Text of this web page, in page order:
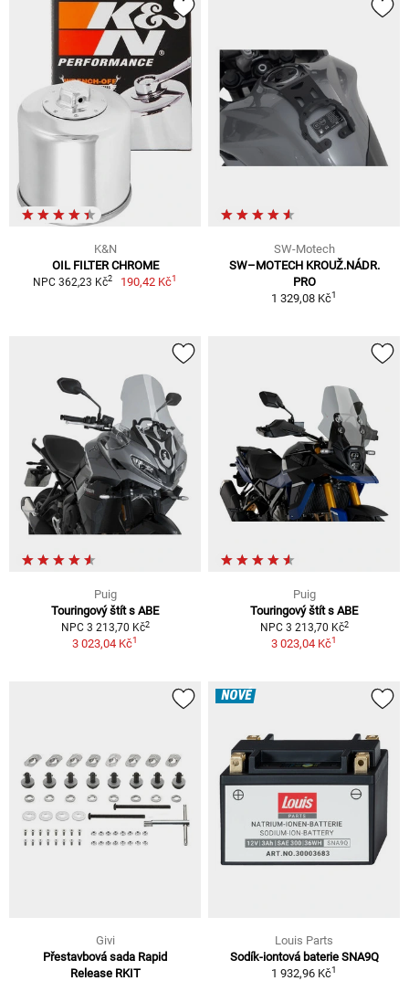
K&N
OIL FILTER CHROME
NPC 362,23 Kč2 190,42 Kč1
SW-Motech
SW–MOTECH KROUŽ.NÁDR.
PRO
1 329,08 Kč1
Puig
Touringový štít s ABE
NPC 3 213,70 Kč2
3 023,04 Kč1
Puig
Touringový štít s ABE
NPC 3 213,70 Kč2
3 023,04 Kč1
Givi
Přestavbová sada Rapid
Release RKIT
NOVÉ
Louis Parts
Sodík-iontová baterie SNA9Q
1 932,96 Kč1